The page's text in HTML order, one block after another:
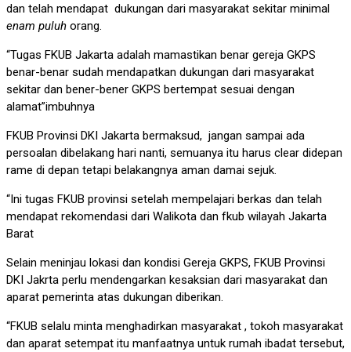
dan telah mendapat dukungan dari masyarakat sekitar minimal
enam puluh orang.
“Tugas FKUB Jakarta adalah mamastikan benar gereja GKPS
benar-benar sudah mendapatkan dukungan dari masyarakat
sekitar dan bener-bener GKPS bertempat sesuai dengan
alamat”imbuhnya
FKUB Provinsi DKI Jakarta bermaksud, jangan sampai ada
persoalan dibelakang hari nanti, semuanya itu harus clear didepan
rame di depan tetapi belakangnya aman damai sejuk.
“Ini tugas FKUB provinsi setelah mempelajari berkas dan telah
mendapat rekomendasi dari Walikota dan fkub wilayah Jakarta
Barat
Selain meninjau lokasi dan kondisi Gereja GKPS, FKUB Provinsi
DKI Jakrta perlu mendengarkan kesaksian dari masyarakat dan
aparat pemerinta atas dukungan diberikan.
“FKUB selalu minta menghadirkan masyarakat , tokoh masyarakat
dan aparat setempat itu manfaatnya untuk rumah ibadat tersebut,